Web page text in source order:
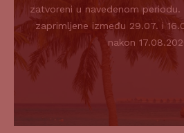
zatvoreni u navedenom periodu.
zaprimljene između 29.07. i
nakon